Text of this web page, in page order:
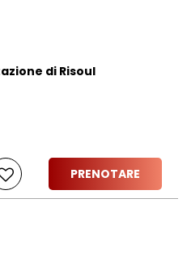
di Risoul
PRENOTARE